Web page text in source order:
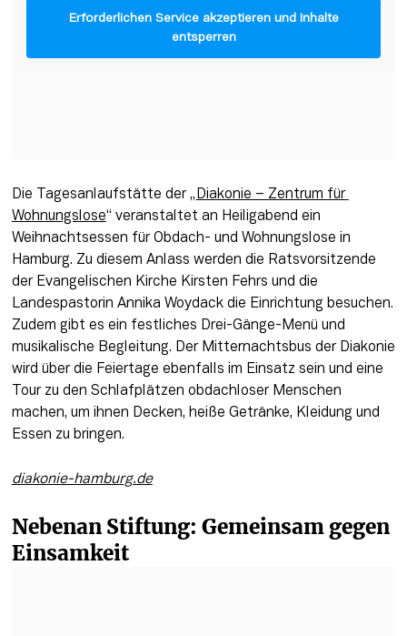
Erforderlichen Service akzeptieren und Inhalte
entsperren
Die Tagesanlaufstätte der „ Diakonie – Zentrum für
Wohnungslose“ veranstaltet an Heiligabend ein
Weihnachtsessen für Obdach- und Wohnungslose in
Hamburg. Zu diesem Anlass werden die Ratsvorsitzende
der Evangelischen Kirche Kirsten Fehrs und die
Landespastorin Annika Woydack die Einrichtung besuchen.
Zudem gibt es ein festliches Drei-Gänge-Menü und
musikalische Begleitung. Der Mitternachtsbus der Diakonie
wird über die Feiertage ebenfalls im Einsatz sein und eine
Tour zu den Schlafplätzen obdachloser Menschen
machen, um ihnen Decken, heiße Getränke, Kleidung und
Essen zu bringen.
diakonie-hamburg.de
Nebenan Stiftung: Gemeinsam gegen
Einsamkeit